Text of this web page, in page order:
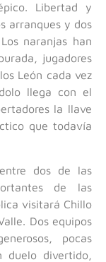
Libertad y
arranques y dos
naranjas han
jugadores
León cada vez
llega con el
la llave
que todavía
dos de las
de las
visitará Chillo
Dos equipos
pocas
duelo divertido,